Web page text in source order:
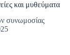
και μυθεύματα
συνωμοσίας